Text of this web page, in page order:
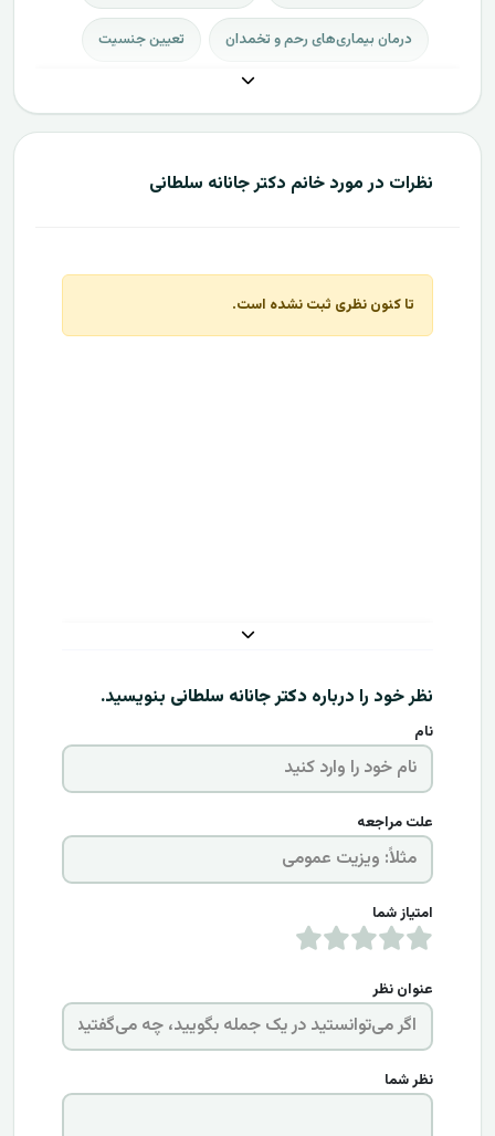
درمان بیماری‌های رحم و تخمدان تعیین جنسیت
نظرات در مورد خانم دکتر جانانه سلطانی
تا کنون نظری ثبت نشده است.
نظر خود را دربارهدکتر جانانه سلطانی بنویسید.
نام
علت مراجعه
امتیاز شما
عنوان نظر
نظر شما